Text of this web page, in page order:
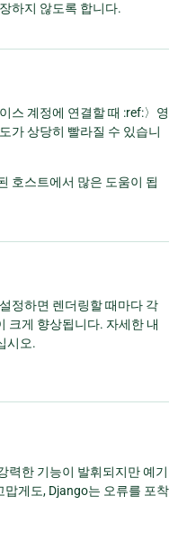
하지 않도록 합니다.
스 계정에 연결할 때 :ref:〉영
가 상당히 빨라질 수 있습니
호스트에서 많은 도움이 됩
정하면 렌더링할 때마다 각
크게 향상됩니다. 자세한 내
시오.
력한 기능이 발휘되지만 예기
게도, Django는 오류를 포착